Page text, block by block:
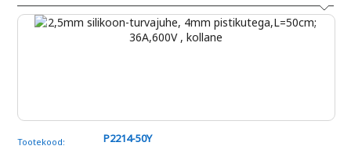
Tootekood:
P2214-50Y